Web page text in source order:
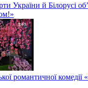
України й Білорусі
романтичної комедії